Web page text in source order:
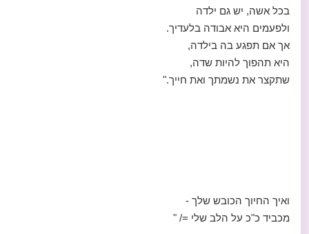
בכל אשה, יש גם ילדה
ולפעמים היא אבודה בלעדיך.
אך אם תפגע בה בילדה,
היא תהפוך להיות שדה,
שתקצר את נשמתך ואת חייך."
ואיך החיוך הכובש שלך -
מכביד כ"כ על הלב שלי =/ "